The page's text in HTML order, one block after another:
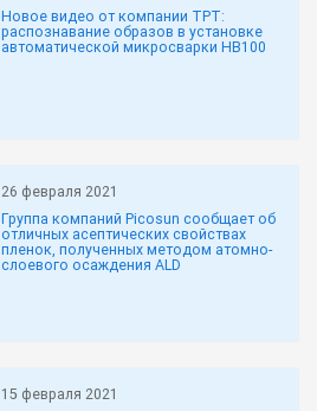
Новое видео от компании TPT:
распознавание образов в установке
автоматической микросварки HB100
26 февраля 2021
Группа компаний Picosun сообщает об
отличных асептических свойствах
пленок, полученных методом атомно-
слоевого осаждения ALD
15 февраля 2021